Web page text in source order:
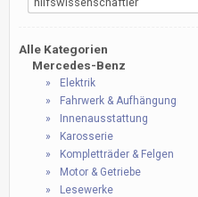
Alle Kategorien
Mercedes-Benz
Elektrik
Fahrwerk & Aufhängung
Innenausstattung
Karosserie
Kompletträder & Felgen
Motor & Getriebe
Lesewerke